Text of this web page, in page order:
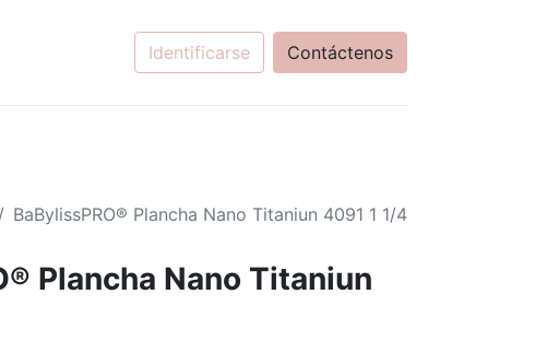
Identificarse Contáctenos
BaBylissPRO® Plancha Nano Titaniun 4091 1 1/4
Plancha Nano Titaniun